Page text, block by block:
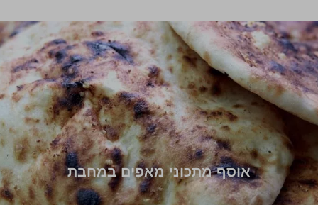
אוסף מתכוני מאפים במחבת